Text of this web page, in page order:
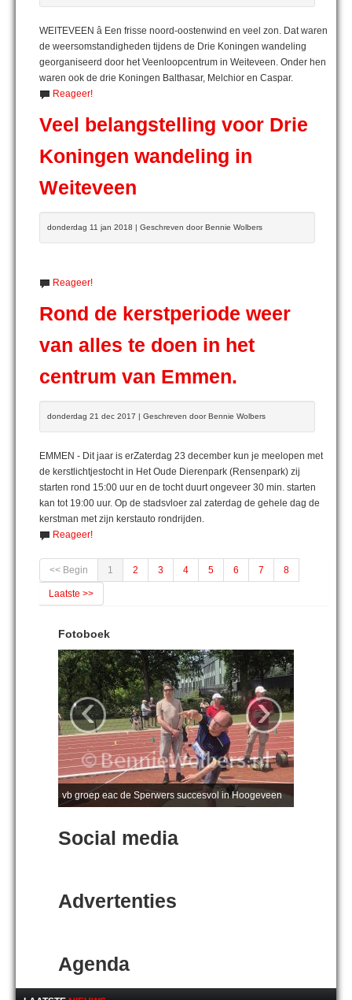
WEITEVEEN â Een frisse noord-oostenwind en veel zon. Dat waren
de weersomstandigheden tijdens de Drie Koningen wandeling
georganiseerd door het Veenloopcentrum in Weiteveen. Onder hen
waren ook de drie Koningen Balthasar, Melchior en Caspar.
Reageer!
Veel belangstelling voor Drie
Koningen wandeling in
Weiteveen
donderdag 11 jan 2018 | Geschreven door Bennie Wolbers
Reageer!
Rond de kerstperiode weer
van alles te doen in het
centrum van Emmen.
donderdag 21 dec 2017 | Geschreven door Bennie Wolbers
EMMEN - Dit jaar is erZaterdag 23 december kun je meelopen met
de kerstlichtjestocht in Het Oude Dierenpark (Rensenpark) zij
starten rond 15:00 uur en de tocht duurt ongeveer 30 min. starten
kan tot 19:00 uur. Op de stadsvloer zal zaterdag de gehele dag de
kerstman met zijn kerstauto rondrijden.
Reageer!
<< Begin 1 2 3 4 5 6 7 8
Laatste >>
Fotoboek
vb groep eac de Sperwers succesvol in Hoogeveen
‹ ›
Social media
Advertenties
Agenda